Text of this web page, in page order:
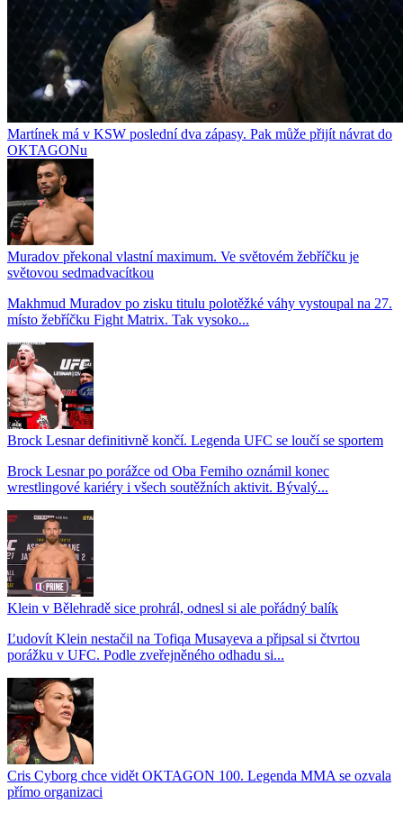
Martínek má v KSW poslední dva zápasy. Pak může přijít návrat do
OKTAGONu
Muradov překonal vlastní maximum. Ve světovém žebříčku je
světovou sedmadvacítkou
Makhmud Muradov po zisku titulu polotěžké váhy vystoupal na 27.
místo žebříčku Fight Matrix. Tak vysoko...
Brock Lesnar definitivně končí. Legenda UFC se loučí se sportem
Brock Lesnar po porážce od Oba Femiho oznámil konec
wrestlingové kariéry i všech soutěžních aktivit. Bývalý...
Klein v Bělehradě sice prohrál, odnesl si ale pořádný balík
Ľudovít Klein nestačil na Tofiqa Musayeva a připsal si čtvrtou
porážku v UFC. Podle zveřejněného odhadu si...
Cris Cyborg chce vidět OKTAGON 100. Legenda MMA se ozvala
přímo organizaci